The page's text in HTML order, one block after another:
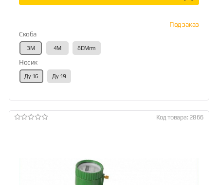
Под заказ
Скоба
3М 4М 8DMrm
Носик
Ду 16 Ду 19
Код товара: 2866